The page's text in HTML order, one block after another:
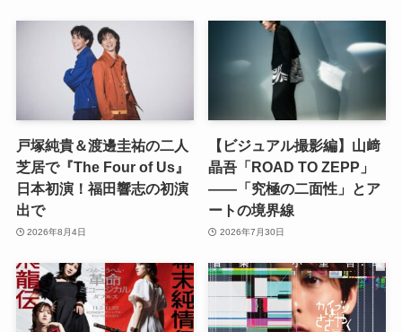
戸塚純貴＆渡邊圭祐の二人
芝居で『The Four of Us』
日本初演！福田響志の初演
出で
2026年8月4日
【ビジュアル撮影編】山﨑
晶吾「ROAD TO ZEPP」
――「究極の二面性」とア
ートの境界線
2026年7月30日